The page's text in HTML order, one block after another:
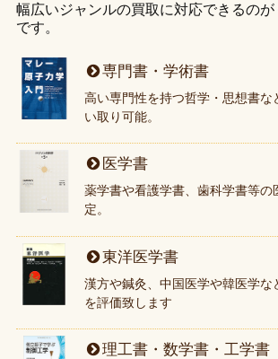
幅広いジャンルの買取に対応できるの
です。
専門書・学術書
高い専門性を持つ哲学・思想書な
い取り可能。
医学書
薬学書や看護学書、歯科学書等の
定。
東洋医学書
漢方や鍼灸、中国医学や韓医学な
を評価致します
理工書・数学書・工学書